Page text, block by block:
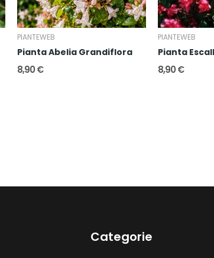
PIANTEWEB
Pianta Abelia Grandiflora
8,90 €
PIANTEWEB
Pianta
8,90 €
Categorie